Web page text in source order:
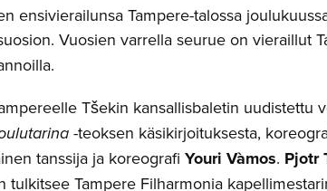
ensivierailunsa Tampere-talossa
Vuosien varrella seurue on vieraillut
Tšekin kansallisbaletin uudistettu
-teoksen käsikirjoituksesta,
tanssija ja koreografi Youri Vàmos. Pjotr
tulkitsee Tampere Filharmonia